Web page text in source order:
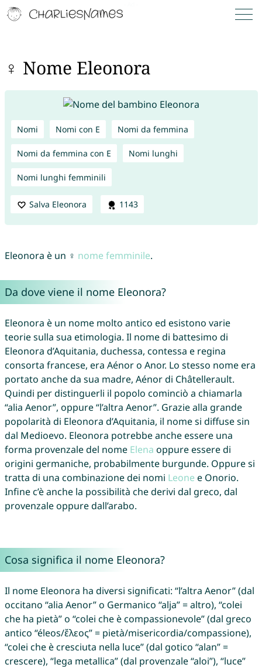
♀ Nome Eleonora
Nomi Nomi con E Nomi da femmina
Nomi da femmina con E Nomi lunghi
Nomi lunghi femminili
Salva Eleonora 1143
Eleonora è un ♀ nome femminile.
Da dove viene il nome Eleonora?
Eleonora è un nome molto antico ed esistono varie
teorie sulla sua etimologia. Il nome di battesimo di
Eleonora d’Aquitania, duchessa, contessa e regina
consorta francese, era Aénor o Anor. Lo stesso nome era
portato anche da sua madre, Aénor di Châtellerault.
Quindi per distinguerli il popolo cominciò a chiamarla
“alia Aenor”, oppure “l’altra Aenor”. Grazie alla grande
popolarità di Eleonora d’Aquitania, il nome si diffuse sin
dal Medioevo. Eleonora potrebbe anche essere una
forma provenzale del nome Elena oppure essere di
origini germaniche, probabilmente burgunde. Oppure si
tratta di una combinazione dei nomi Leone e Onorio.
Infine c’è anche la possibilità che derivi dal greco, dal
provenzale oppure dall’arabo.
Cosa significa il nome Eleonora?
Il nome Eleonora ha diversi significati: “l’altra Aenor” (dal
occitano “alia Aenor” o Germanico “alja” = altro), “colei
che ha pietà” o “colei che è compassionevole” (dal greco
antico “éleos/ἔλεος” = pietà/misericordia/compassione),
“colei che è cresciuta nella luce” (dal gotico “alan” =
crescere), “lega metallica” (dal provenzale “aloi”), “luce”